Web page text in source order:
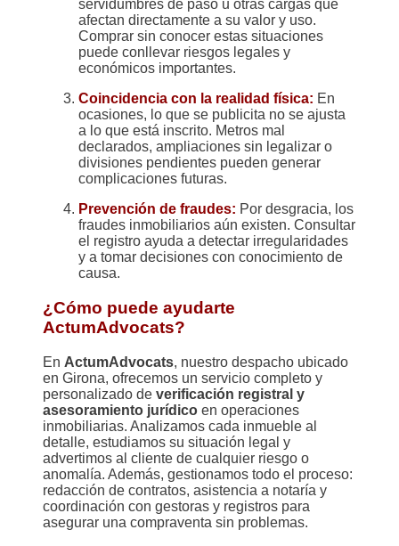
servidumbres de paso u otras cargas que
afectan directamente a su valor y uso.
Comprar sin conocer estas situaciones
puede conllevar riesgos legales y
económicos importantes.
Coincidencia con la realidad física: En
ocasiones, lo que se publicita no se ajusta
a lo que está inscrito. Metros mal
declarados, ampliaciones sin legalizar o
divisiones pendientes pueden generar
complicaciones futuras.
Prevención de fraudes: Por desgracia, los
fraudes inmobiliarios aún existen. Consultar
el registro ayuda a detectar irregularidades
y a tomar decisiones con conocimiento de
causa.
¿Cómo puede ayudarte
ActumAdvocats?
En ActumAdvocats, nuestro despacho ubicado
en Girona, ofrecemos un servicio completo y
personalizado de verificación registral y
asesoramiento jurídico en operaciones
inmobiliarias. Analizamos cada inmueble al
detalle, estudiamos su situación legal y
advertimos al cliente de cualquier riesgo o
anomalía. Además, gestionamos todo el proceso:
redacción de contratos, asistencia a notaría y
coordinación con gestoras y registros para
asegurar una compraventa sin problemas.